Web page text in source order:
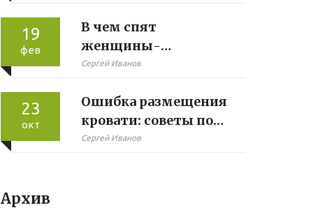
19
фев
В чем спят
женщины-
мусульманки для
Сергей Иванов
23
окт
Ошибка размещения
кровати: советы по
оформлению
Сергей Иванов
Архив